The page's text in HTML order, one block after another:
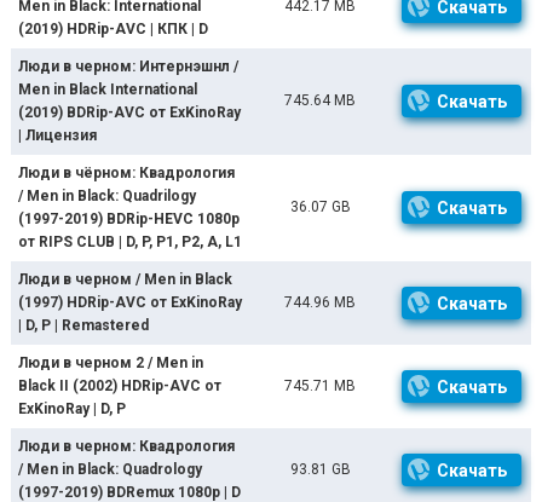
Men in Black: International
(2019) HDRip-AVC | КПК | D
442.17 MB Скачать
Люди в черном: Интернэшнл /
Men in Black International
(2019) BDRip-AVC от ExKinoRay
| Лицензия
745.64 MB Скачать
Люди в чёрном: Квадрология
/ Men in Black: Quadrilogy
(1997-2019) BDRip-HEVC 1080p
от RIPS CLUB | D, P, P1, P2, A, L1
36.07 GB Скачать
Люди в черном / Men in Black
(1997) HDRip-AVC от ExKinoRay
| D, P | Remastered
744.96 MB Скачать
Люди в черном 2 / Men in
Black II (2002) HDRip-AVC от
ExKinoRay | D, P
745.71 MB Скачать
Люди в черном: Квадрология
/ Men in Black: Quadrology
(1997-2019) BDRemux 1080p | D
93.81 GB Скачать